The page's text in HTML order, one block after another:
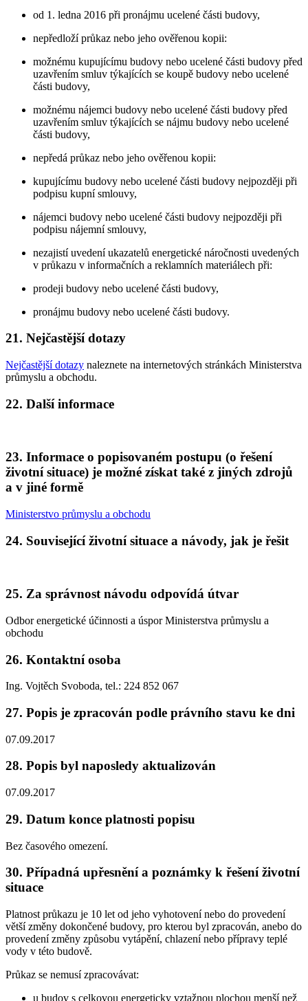
od 1. ledna 2016 při pronájmu ucelené části budovy,
nepředloží průkaz nebo jeho ověřenou kopii:
možnému kupujícímu budovy nebo ucelené části budovy před
uzavřením smluv týkajících se koupě budovy nebo ucelené
části budovy,
možnému nájemci budovy nebo ucelené části budovy před
uzavřením smluv týkajících se nájmu budovy nebo ucelené
části budovy,
nepředá průkaz nebo jeho ověřenou kopii:
kupujícímu budovy nebo ucelené části budovy nejpozději při
podpisu kupní smlouvy,
nájemci budovy nebo ucelené části budovy nejpozději při
podpisu nájemní smlouvy,
nezajistí uvedení ukazatelů energetické náročnosti uvedených
v průkazu v informačních a reklamních materiálech při:
prodeji budovy nebo ucelené části budovy,
pronájmu budovy nebo ucelené části budovy.
21. Nejčastější dotazy
Nejčastější dotazy naleznete na internetových stránkách Ministerstva
průmyslu a obchodu.
22. Další informace
23. Informace o popisovaném postupu (o řešení
životní situace) je možné získat také z jiných zdrojů
a v jiné formě
Ministerstvo průmyslu a obchodu
24. Související životní situace a návody, jak je řešit
25. Za správnost návodu odpovídá útvar
Odbor energetické účinnosti a úspor Ministerstva průmyslu a
obchodu
26. Kontaktní osoba
Ing. Vojtěch Svoboda, tel.: 224 852 067
27. Popis je zpracován podle právního stavu ke dni
07.09.2017
28. Popis byl naposledy aktualizován
07.09.2017
29. Datum konce platnosti popisu
Bez časového omezení.
30. Případná upřesnění a poznámky k řešení životní
situace
Platnost průkazu je 10 let od jeho vyhotovení nebo do provedení
větší změny dokončené budovy, pro kterou byl zpracován, anebo do
provedení změny způsobu vytápění, chlazení nebo přípravy teplé
vody v této budově.
Průkaz se nemusí zpracovávat:
u budov s celkovou energeticky vztažnou plochou menší než